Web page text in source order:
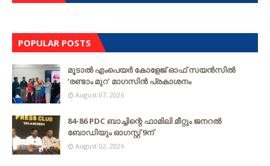
POPULAR POSTS
മൂടാൽ എംപെയർ കോളേജ് ഓഫ് സയൻസിൽ
‘രണ്ടാം മുറ’ മാഗസിൻ പ്രകാശനം
August 07, 2026
84-86 PDC ബാച്ചിന്റെ ഫാമിലി മീറ്റും ജനറൽ
ബോഡിയും ഓഗസ്റ്റ് 9ന്
August 02, 2026